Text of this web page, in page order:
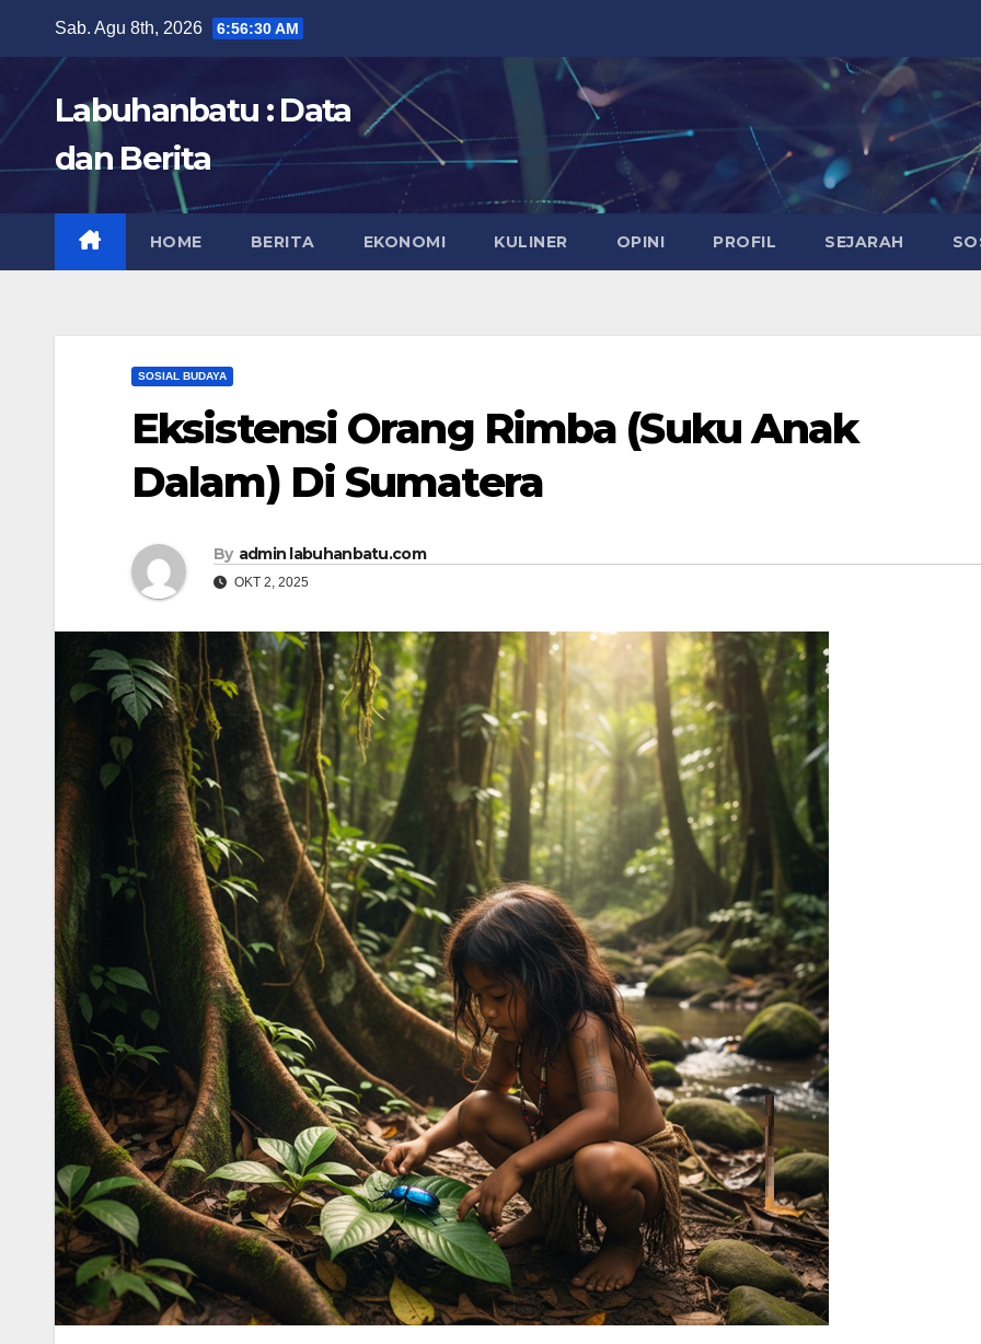
content
Sab. Agu 8th, 2026 6:56:31 AM
Labuhanbatu : Data
dan Berita
HOME BERITA EKONOMI KULINER OPINI PROFIL SEJARAH
SOSIAL BUDAYA
Eksistensi Orang Rimba (Suku Anak
Dalam) Di Sumatera
By admin labuhanbatu.com
OKT 2, 2025